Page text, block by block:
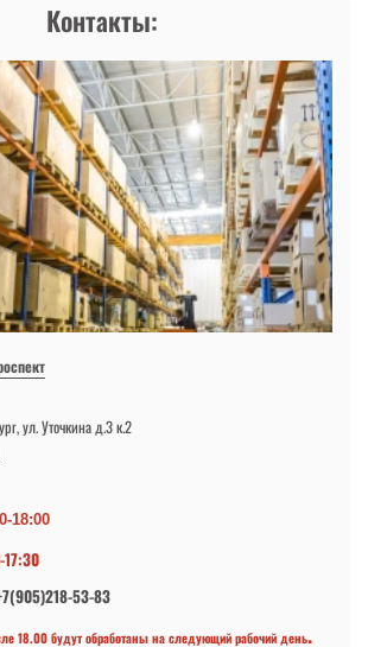
Контакты:
ул. Уточкина д.3 к.2
18:00
53-83
18.00 будут обработаны на следующий рабочий день.